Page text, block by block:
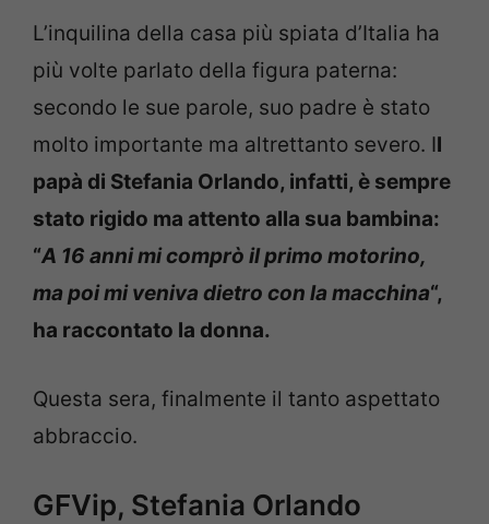
L’inquilina della casa più spiata d’Italia ha
più volte parlato della figura paterna:
secondo le sue parole, suo padre è stato
molto importante ma altrettanto severo. Il
papà di Stefania Orlando, infatti, è sempre
stato rigido ma attento alla sua bambina:
“A 16 anni mi comprò il primo motorino,
ma poi mi veniva dietro con la macchina“,
ha raccontato la donna.
Questa sera, finalmente il tanto aspettato
abbraccio.
GFVip, Stefania Orlando